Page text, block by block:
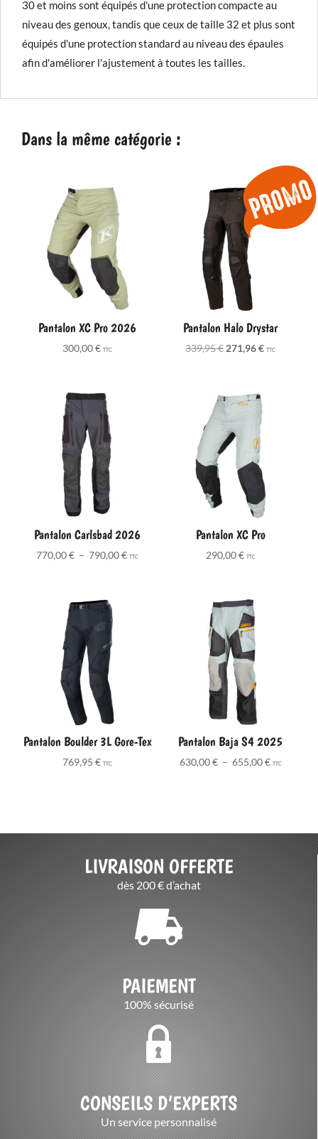
30 et moins sont équipés d'une protection compacte au
niveau des genoux, tandis que ceux de taille 32 et plus sont
équipés d'une protection standard au niveau des épaules
afin d'améliorer l'ajustement à toutes les tailles.
Dans la même catégorie :
Pantalon XC Pro 2026
300,00€ TTC
Pantalon Halo Drystar
339,95€ Le
était :
339,95 €.
271,96€Le
TTC
Pantalon Carlsbad 2026
770,00€ – 790,00€Plage
TTC
Pantalon XC Pro
290,00€ TTC
Pantalon Boulder 3L Gore-Tex
769,95€ TTC
Pantalon Baja S4 2025
630,00€ – 655,00€Plage
TTC
LIVRAISON OFFERTE
dès 200 € d’achat
PAIEMENT
100% sécurisé
CONSEILS D’EXPERTS
Un service personnalisé